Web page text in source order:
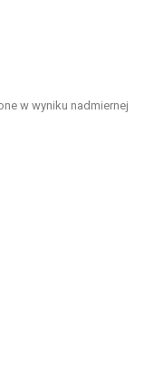
w wyniku nadmiernej